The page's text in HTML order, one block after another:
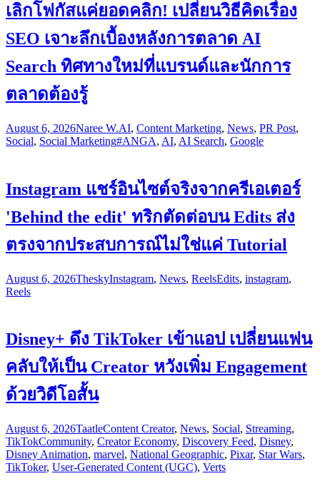
เลิกโฟกัสแค่ยอดคลิก! เปลี่ยนวิธีคิดเรื่อง
SEO เจาะลึกเบื้องหลังการตลาด AI
Search ทิศทางใหม่ที่แบรนด์และนักการ
ตลาดต้องรู้
August 6, 2026Naree W.AI, Content Marketing, News, PR Post,
Social, Social Marketing#ANGA, AI, AI Search, Google
Instagram แชร์อินไซต์จริงจากครีเอเตอร์
'Behind the edit' ทริกตัดต่อบน Edits ส่ง
ตรงจากประสบการณ์ไม่ใช่แค่ Tutorial
August 6, 2026TheskyInstagram, News, ReelsEdits, instagram,
Reels
Disney+ ดึง TikToker เข้าแอป เปลี่ยนแฟน
คลับให้เป็น Creator หวังเพิ่ม Engagement
ด้วยวิดีโอสั้น
August 6, 2026TaatleContent Creator, News, Social, Streaming,
TikTokCommunity, Creator Economy, Discovery Feed, Disney,
Disney Animation, marvel, National Geographic, Pixar, Star Wars,
TikToker, User-Generated Content (UGC), Verts